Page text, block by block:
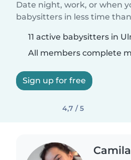
Date night, work, or when
babysitters in less time
11 active babysitters in
All members complete
Sign up for free
4,7 / 5
Camila